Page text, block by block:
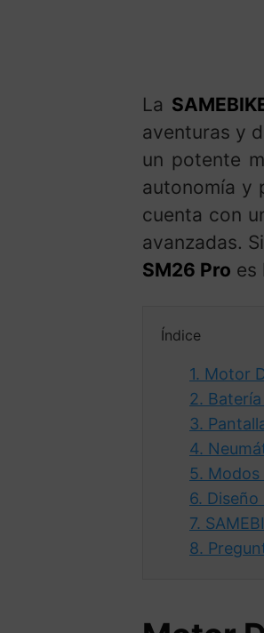
La
aventuras y
un potente
autonomía y
cuenta con
avanzadas.
SM26 Pro es
Índice
1. Motor
2.
3.
4.
5. Modos
6.
7.
8.